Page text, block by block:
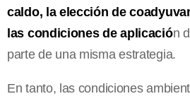
caldo, la elección de
las condiciones de aplicación
parte de una misma estrategia.
En tanto, las condiciones